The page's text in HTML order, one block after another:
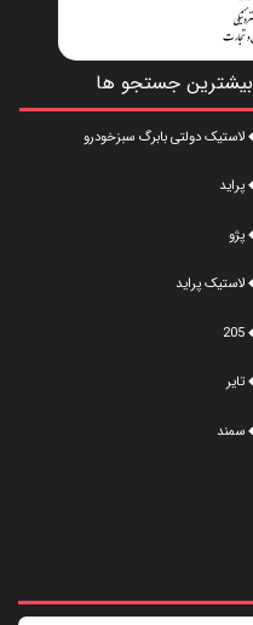
بیشترین جستجو ها
لاستیک دولتی بابرگ سبزخودرو
پراید
پژو
لاستیک پراید
205
تایر
سمند